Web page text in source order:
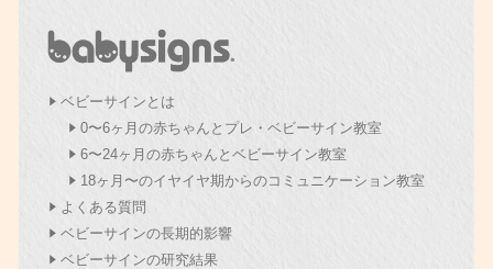
ベビーサインとは
0〜6ヶ月の赤ちゃんとプレ・ベビーサイン教室
6〜24ヶ月の赤ちゃんとベビーサイン教室
18ヶ月〜のイヤイヤ期からのコミュニケーション教室
よくある質問
ベビーサインの長期的影響
ベビーサインの研究結果